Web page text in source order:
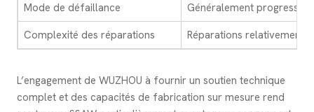
Mode de défaillance
Généralement
Complexité des réparations
Réparations relativement
L’engagement de WUZHOU à fournir un soutien technique
complet et des capacités de fabrication sur mesure rend